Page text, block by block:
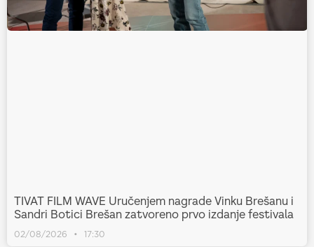
TIVAT FILM WAVE Uručenjem nagrade Vinku Brešanu i
Sandri Botici Brešan zatvoreno prvo izdanje festivala
02/08/2026 17:30